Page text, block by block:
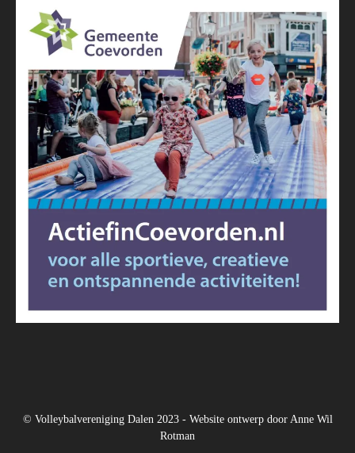
© Volleybalvereniging Dalen 2023 - Website ontwerp door Anne Wil
Rotman